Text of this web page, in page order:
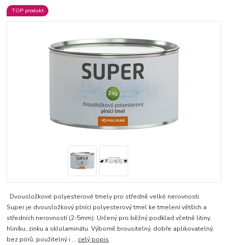
TOP produkt
Dvousložkové polyesterové tmely pro středně velké nerovnosti.
Super je dvousložkový plnící polyesterový tmel ke tmelení větších a
středních nerovností (2-5mm). Určený pro běžný podklad včetně litiny,
hliníku, zinku a sklolaminátu. Výborně brousitelný, dobře aplikovatelný,
bez pórů, použitelný i ... celý popis